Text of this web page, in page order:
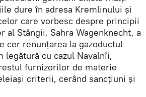
dure în adresa Kremlinului și
care vorbesc despre principii
al Stângii, Sahra Wagenknecht, a
cer renunțarea la gazoductul
legătură cu cazul Navalnîi,
furnizorilor de materie
criterii, cerând sancțiuni și